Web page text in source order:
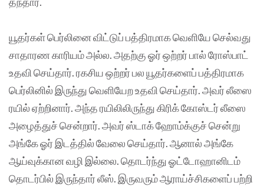
யூதர்கள் பெர்லினை விட்டுப் பத்திரமாக வெளியே செல்வது
சாதாரண காரியம் அல்ல. அதற்கு ஓர் ஒற்றர் பால் ரோஸ்பாட்
உதவி செய்தார். ரகசிய ஒற்றர் பல யூதர்களைப் பத்திரமாக
பெர்லினில் இருந்து வெளியேற உதவி செய்தார். அவர் லீஸை
ரயில் ஏற்றினார். அந்த ரயிலிலிருந்து கிரிக் கோஸ்டர் லீஸை
அழைத்துச் சென்றார். அவர் ஸ்டாக் ஹோம்க்குச் சென்று
அங்கே ஓர் இடத்தில் வேலை செய்தார். ஆனால் அங்கே
ஆய்வுக்கான வழி இல்லை. தொடர்ந்து ஓட்டோஹானிடம்
தொடர்பில் இருந்தார் லீஸ். இருவரும் ஆராய்ச்சிகளைப் பற்றி